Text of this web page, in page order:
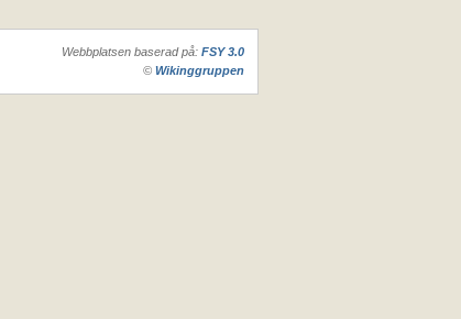
Webbplatsen baserad på: FSY 3.0
© Wikinggruppen